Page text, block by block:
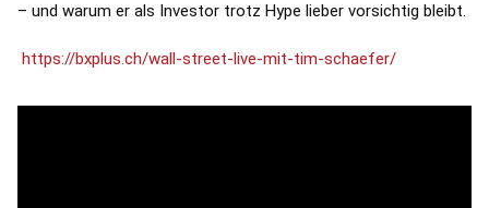
– und warum er als Investor trotz Hype lieber vorsichtig bleibt.
https://bxplus.ch/wall-street-live-mit-tim-schaefer/